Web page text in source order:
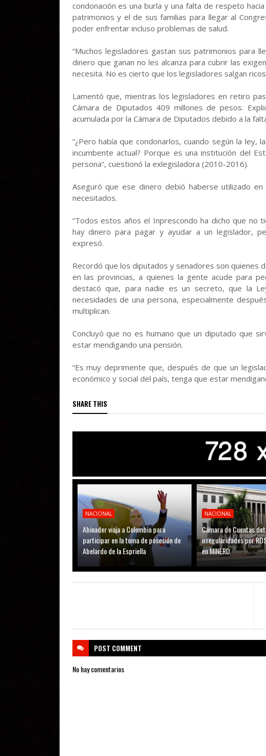
condonación es una burla y una falta de respeto
patrimonios y el de sus familias para llegar al
poder enfrentar incluso problemas de salud.
“Muchos legisladores gastan sus patrimonios para
dinero que ganan no les alcanza para cubrir las
necesita. No es cierto que los legisladores salgan
Lamentó que, mientras los legisladores en retiro
Cámara de Diputados 409 millones de pesos.
acumulada por la Cámara de Diputados debido a la
“¿Pero había que condonarlos, cuando según la
incumbente actual? Porque es una institución del
persona”, cuestionó la exlegisladora (2010-2016).
Aseguró que ese dinero debió haberse utilizado
necesitados.
“Todos estos años el Inprescondo ha dicho que no
hay dinero para pagar y ayudar a un legislador,
expresó.
Recordó que los diputados y senadores son quienes
en las provincias, a quienes la gente acude para
destacó que, para nadie es un secreto, que la
necesidades de una persona, especialmente
multiplican.
Concluyó que no es humano que un diputado que
estar mendigando una pensión.
“Es muy deprimente que, después de que un
económico y social del país, tenga que estar
SHARE THIS
NACIONAL
Abinader viaja a Colombia para
participar en la toma de posesión de
Abelardo de la Espriella
NACIONAL
Cámara de Cuentas
irregularidades por
en MINERD
POST COMMENT
No hay comentarios